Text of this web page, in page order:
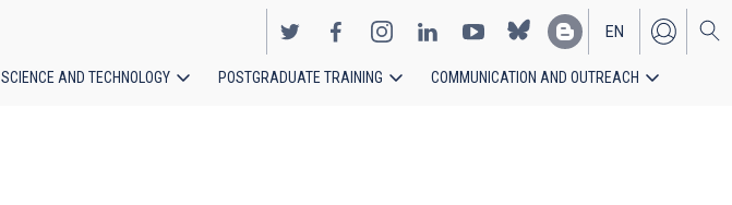
EN
ES
SCIENCE AND TECHNOLOGY POSTGRADUATE TRAINING COMMUNICATION AND OUTREACH